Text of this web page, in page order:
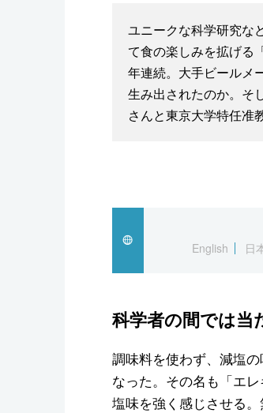
ユニークな科学研究な
て食の楽しみを拡げる
年連続。大手ビールメ
生み出されたのか。そ
さんと東京大学特任准
English
日
科学者の間では当
調味料を使わず、減塩
なった。その名も「エ
塩味を強く感じさせる